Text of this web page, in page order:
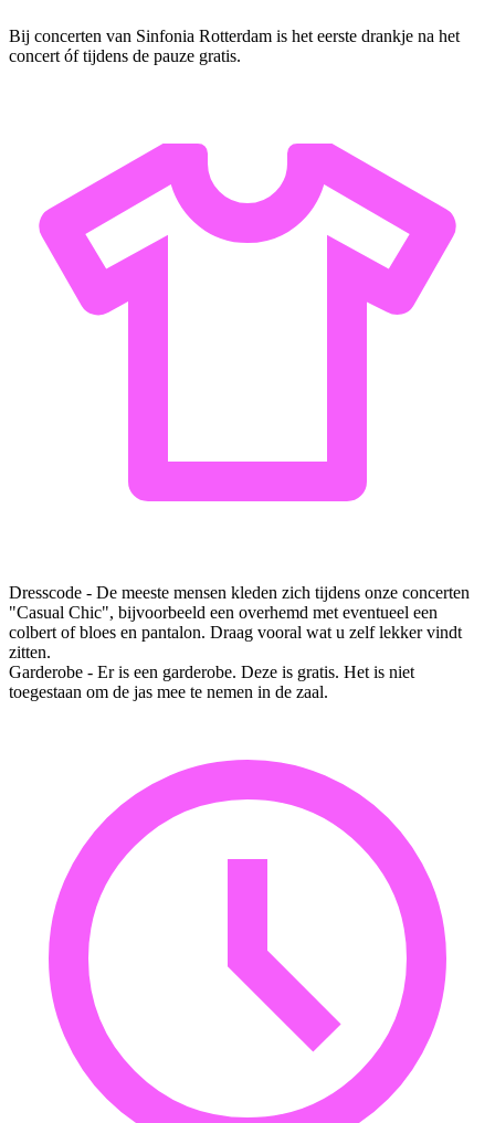
Bij concerten van Sinfonia Rotterdam is het eerste drankje na het
concert óf tijdens de pauze gratis.
Dresscode - De meeste mensen kleden zich tijdens onze concerten
"Casual Chic", bijvoorbeeld een overhemd met eventueel een
colbert of bloes en pantalon. Draag vooral wat u zelf lekker vindt
zitten.
Garderobe - Er is een garderobe. Deze is gratis. Het is niet
toegestaan om de jas mee te nemen in de zaal.